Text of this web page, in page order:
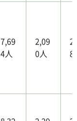
7,69
4人
2,09
0人
8